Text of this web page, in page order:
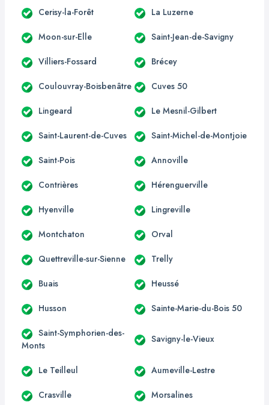
Cerisy-la-Forêt La Luzerne
Moon-sur-Elle Saint-Jean-de-Savigny
Villiers-Fossard Brécey
Coulouvray-Boisbenâtre Cuves 50
Lingeard Le Mesnil-Gilbert
Saint-Laurent-de-Cuves Saint-Michel-de-Montjoie
Saint-Pois Annoville
Contrières Hérenguerville
Hyenville Lingreville
Montchaton Orval
Quettreville-sur-Sienne Trelly
Buais Heussé
Husson Sainte-Marie-du-Bois 50
Saint-Symphorien-des-
Monts
Savigny-le-Vieux
Le Teilleul Aumeville-Lestre
Crasville Morsalines